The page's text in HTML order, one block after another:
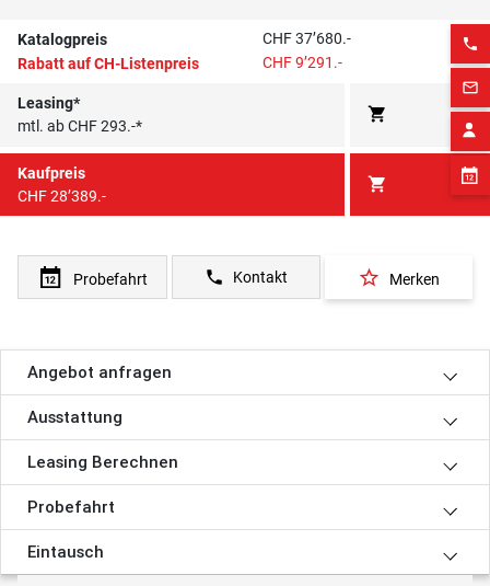
phone
mail_outline
Katalogpreis
CHF 37’680.-
Rabatt auf CH-Listenpreis
CHF 9’291.-
Leasing*
mtl. ab CHF 293.-*
shopping_cart
Kaufpreis
CHF 28’389.-
shopping_cart
Probefahrt phone Kontakt star_border Merken
Angebot anfragen
Ausstattung
Leasing Berechnen
Probefahrt
Eintausch